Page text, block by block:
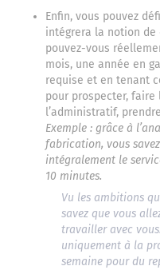
Enfin, vous pouvez
intégrera la notion
pouvez-vous
mois, une année en
requise et en tenant
pour prospecter,
l’administratif,
Exemple : grâce à
fabrication, vous
intégralement le
10 minutes.
Vu les ambitions
savez que vous
travailler avec
uniquement à la
semaine pour du